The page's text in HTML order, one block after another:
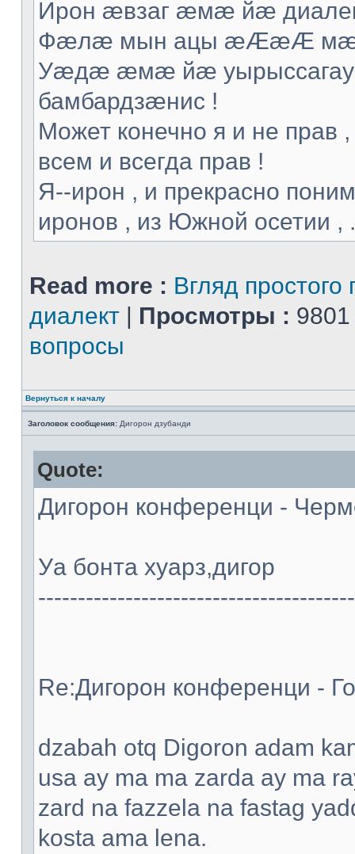
Ирон æвзаг æмæ йæ
Фæлæ мын ацы æÆæÆ мæ
Уæдæ æмæ йæ
бамбардзæнис !
Может конечно я и не прав
всем и всегда прав !
Я--ирон , и прекрасно
иронов , из Южной осетии ,
Read more : Вгляд простого
диалект | Просмотры :
вопросы
Вернуться к началу
Заголовок сообщения: Дигорон дзубанди
Quote:
Дигорон конференци -
Уа бонта хуарз,дигор
Re:Дигорон конференци -
dzabah otq Digoron adam
usa ay ma ma zarda ay ma
zard na fazzela na fastag
kosta ama lena.